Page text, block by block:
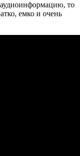
то
емко и очень